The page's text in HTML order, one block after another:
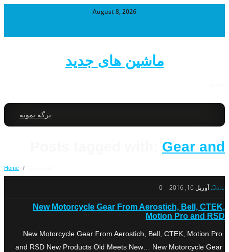
August 8, 2026
ماشین های جدید
برگه نمونه
Gear and
Home /
Date: آوریل 16, 2016 0
New Motorcycle Gear From Aerostich, Bell, CTEK,
Motion Pro and RSD
New Motorcycle Gear From Aerostich, Bell, CTEK, Motion Pro
and RSD New Products Old Meets New… New Motorcycle Gear